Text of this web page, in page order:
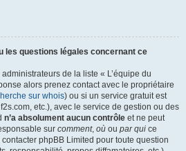
les questions légales concernant ce
de la liste « L’équipe du
alors prenez contact avec le propriétaire
sur whois) ou si un service gratuit est
etc.), avec le service de gestion ou des
n’a absolument aucun contrôle et ne peut
sur comment, où ou par qui ce
phpBB Limited pour toute question